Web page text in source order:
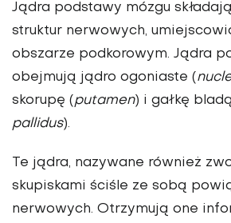
Jądra podstawy mózgu
struktur nerwowych,
obszarze podkorowym. Jądra
obejmują jądro ogoniaste (
skorupę (putamen) i gałkę
pallidus).
Te jądra, nazywane również
skupiskami ściśle ze sobą
nerwowych. Otrzymują one